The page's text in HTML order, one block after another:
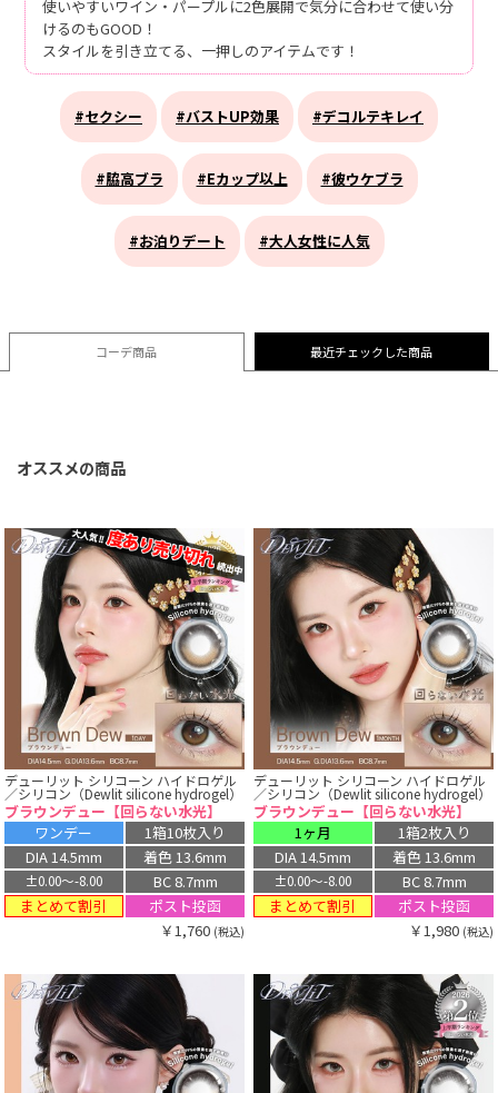
使いやすいワイン・パープルに2色展開で気分に合わせて使い分
けるのもGOOD！
スタイルを引き立てる、一押しのアイテムです！
#セクシー #バストUP効果 #デコルテキレイ
#脇高ブラ #Eカップ以上 #彼ウケブラ
#お泊りデート #大人女性に人気
コーデ商品 最近チェックした商品
オススメの商品
デューリット シリコーン ハイドロゲル
／シリコン（Dewlit silicone hydrogel）
ブラウンデュー【回らない水光】
ワンデー
1箱10枚入り
DIA 14.5mm
着色 13.6mm
±0.00〜-8.00
BC 8.7mm
まとめて割引
ポスト投函
￥1,760 (税込)
デューリット シリコーン ハイドロゲル
／シリコン（Dewlit silicone hydrogel）
ブラウンデュー【回らない水光】
1ヶ月
1箱2枚入り
DIA 14.5mm
着色 13.6mm
±0.00〜-8.00
BC 8.7mm
まとめて割引
ポスト投函
￥1,980 (税込)